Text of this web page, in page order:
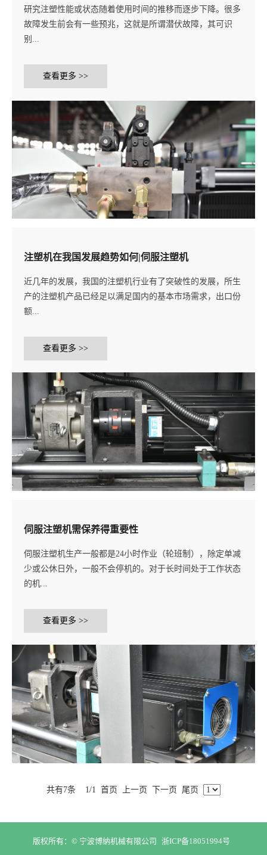
研究注塑性能或状态随着使用时间的推移而逐步下降。很多
故障发生前会有一些预兆，这就是所谓潜伏故障，其可识
别...
查看更多 >>
注塑机在我国发展趋势如何|伺服注塑机
近几年的发展，我国的注塑机行业有了突破性的发展，所生
产的注塑机产品已经足以满足国内的基本市场需求，出口份
额...
查看更多 >>
伺服注塑机需保养得重要性
伺服注塑机生产一般都是24小时作业（轮班制），除定单减
少或公休日外，一般不会停机的。对于长时间处于工作状态
的机...
查看更多 >>
共有7条 1/1 首页 上一页 下一页 尾页
版权所有：© 宁波博纳机械有限公司 浙ICP备18051994号